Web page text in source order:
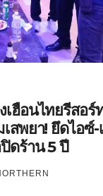
เฮือนไทยรีสอร์
สพยา! ยึดไอซ์-
ดร้าน 5 ปี